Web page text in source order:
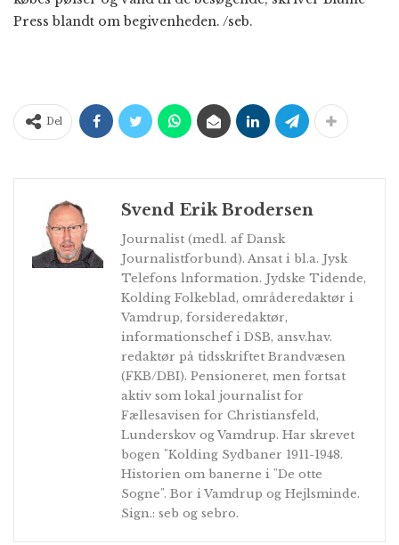
Press blandt om begivenheden. /seb.
Del
Svend Erik Brodersen
Journalist (medl. af Dansk
Journalistforbund). Ansat i bl.a. Jysk
Telefons lnformation. Jydske Tidende,
Kolding Folkeblad, områderedaktør i
Vamdrup, forsideredaktør,
informationschef i DSB, ansv.hav.
redaktør på tidsskriftet Brandvæsen
(FKB/DBI). Pensioneret, men fortsat
aktiv som lokal journalist for
Fællesavisen for Christiansfeld,
Lunderskov og Vamdrup. Har skrevet
bogen "Kolding Sydbaner 1911-1948.
Historien om banerne i "De otte
Sogne". Bor i Vamdrup og Hejlsminde.
Sign.: seb og sebro.